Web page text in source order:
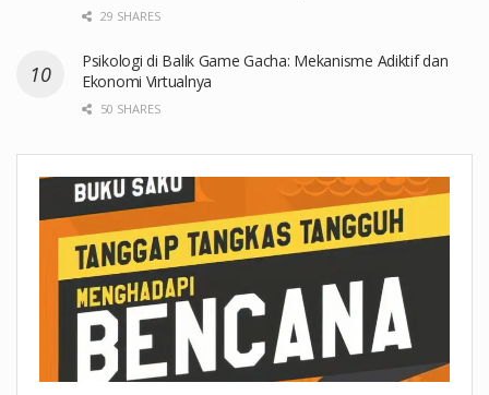
29 SHARES
Psikologi di Balik Game Gacha: Mekanisme Adiktif dan
Ekonomi Virtualnya
50 SHARES